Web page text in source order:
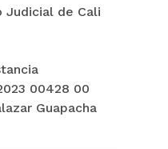
Judicial de Cali
00428 00
Guapacha